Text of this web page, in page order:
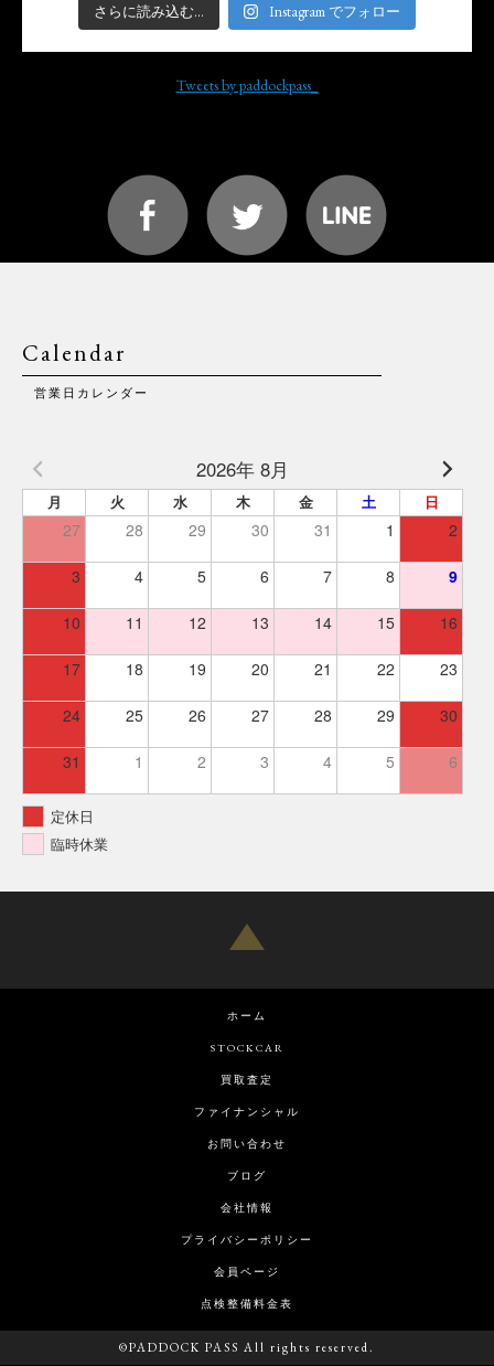
さらに読み込む... Instagram でフォロー
Tweets by paddockpass_
Calendar
営業日カレンダー
2026年 8月
月 火 水 木 金 土 日
27 28 29 30 31 1 2
3 4 5 6 7 8 9
10 11 12 13 14 15 16
17 18 19 20 21 22 23
24 25 26 27 28 29 30
31 1 2 3 4 5 6
定休日
臨時休業
ホーム
STOCKCAR
買取査定
ファイナンシャル
お問い合わせ
ブログ
会社情報
プライバシーポリシー
会員ページ
点検整備料金表
©PADDOCK PASS All rights reserved.